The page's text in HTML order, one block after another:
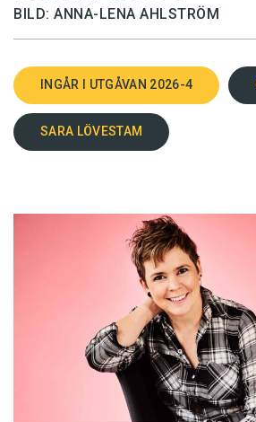
BILD: ANNA-LENA AHLSTRÖM
INGÅR I UTGÅVAN 2026-4
SARA LÖVESTAM